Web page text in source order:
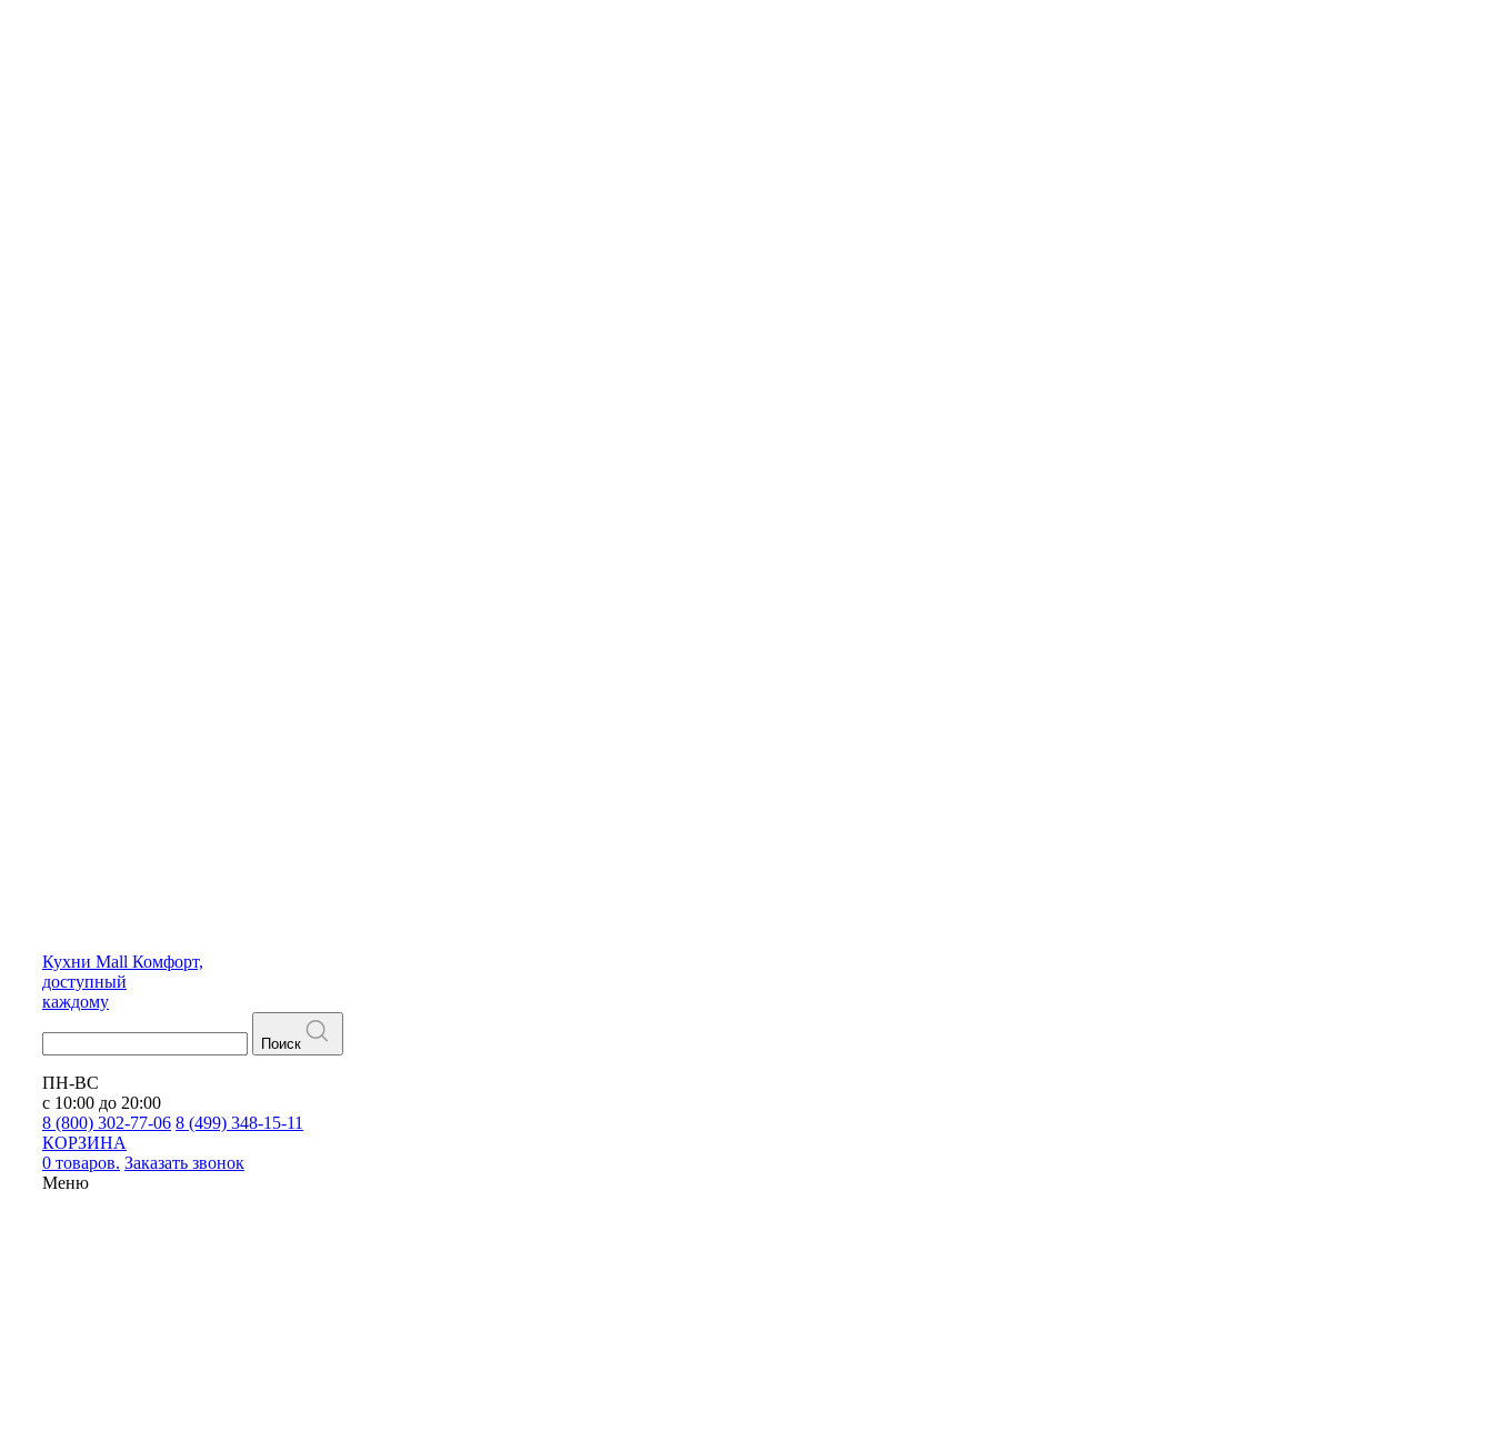
Кухни Mall Комфорт,
доступный
каждому
Поиск
ПН-ВС
с 10:00 до 20:00
8 (800) 302-77-06 8 (499) 348-15-11
КОРЗИНА
0 товаров. Заказать звонок
Меню